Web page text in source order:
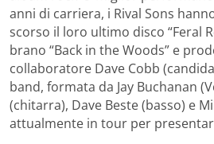
anni di carriera, i Rival Sons
scorso il loro ultimo disco “Feral
brano “Back in the Woods” e
collaboratore Dave Cobb
band, formata da Jay Buchanan
(chitarra), Dave Beste (basso) e
attualmente in tour per